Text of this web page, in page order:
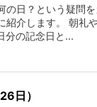
の日？という疑問
紹介します。 朝礼
分の記念日と...
日）